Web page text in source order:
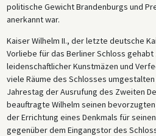
politische Gewicht Brandenburgs und
anerkannt war.
Kaiser Wilhelm II., der letzte deutsche
Vorliebe für das Berliner Schloss gehabt
leidenschaftlicher Kunstmäzen und
viele Räume des Schlosses
Jahrestag der Ausrufung des Zweiten
beauftragte Wilhelm seinen
der Errichtung eines Denkmals für
gegenüber dem Eingangstor des